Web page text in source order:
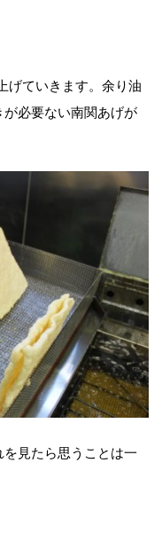
げていきます。余り油
必要ない南関あげが
見たら思うことは一